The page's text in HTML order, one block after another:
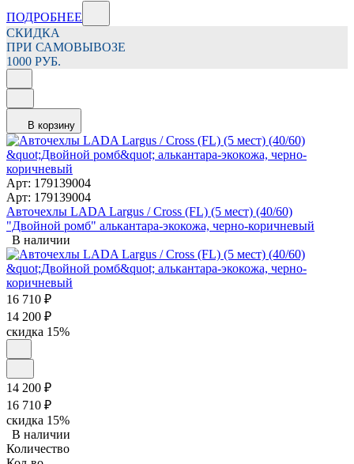
ПОДРОБНЕЕ
СКИДКА
ПРИ САМОВЫВОЗЕ
1000 РУБ.
В корзину
Арт: 179139004
Арт: 179139004
Авточехлы LADA Largus / Cross (FL) (5 мест) (40/60)
"Двойной ромб" алькантара-экокожа, черно-коричневый
В наличии
16 710 ₽
14 200 ₽
скидка 15%
14 200 ₽
16 710 ₽
скидка 15%
В наличии
Количество